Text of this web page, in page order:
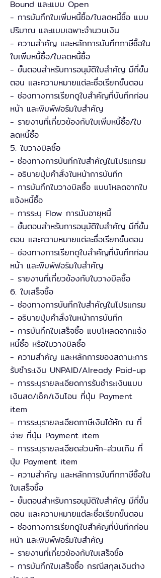
Bound และแบบ Open
- การบันทึกใบเพิ่มหนี้ซื้อ/ใบลดหนี้ซื้อ แบบ
ปริมาณ และแบบเฉพาะจำนวนเงิน
- ความสำคัญ และหลักการบันทึกภาษีซื้อใน
ใบเพิ่มหนี้ซื้อ/ใบลดหนี้ซื้อ
- ขั้นตอนสำหรับการอนุมัติใบสำคัญ มีกี่ขั้น
ตอน และความหมายแต่ละชื่อเรียกขั้นตอน
- ช่องทางการเรียกดูใบสำคัญที่บันทึกก่อน
หน้า และพิมพ์ฟอร์มใบสำคัญ
- รายงานที่เกี่ยวข้องกับใบเพิ่มหนี้ซื้อ/ใบ
ลดหนี้ซื้อ
5. ใบวางบิลซื้อ
- ช่องทางการบันทึกใบสำคัญในโปรแกรม
- อธิบายปุ่มคำสั่งในหน้าการบันทึก
- การบันทึกใบวางบิลซื้อ แบบโหลดจากใบ
แจ้งหนี้ซื้อ
- การระบุ Flow การนับอายุหนี้
- ขั้นตอนสำหรับการอนุมัติใบสำคัญ มีกี่ขั้น
ตอน และความหมายแต่ละชื่อเรียกขั้นตอน
- ช่องทางการเรียกดูใบสำคัญที่บันทึกก่อน
หน้า และพิมพ์ฟอร์มใบสำคัญ
- รายงานที่เกี่ยวข้องกับใบวางบิลซื้อ
6. ใบเสร็จซื้อ
- ช่องทางการบันทึกใบสำคัญในโปรแกรม
- อธิบายปุ่มคำสั่งในหน้าการบันทึก
- การบันทึกใบเสร็จซื้อ แบบโหลดจากแจ้ง
หนี้ซื้อ หรือใบวางบิลซื้อ
- ความสำคัญ และหลักการของสถานะการ
รับชำระเงิน UNPAID/Already Paid-up
- การระบุรายละเอียดการรับชำระเงินแบบ
เงินสด/เช็ค/เงินโอน ที่ปุ่ม Payment
item
- การระบุรายละเอียดภาษีเงินได้หัก ณ ที่
จ่าย ที่ปุ่ม Payment item
- การระบุรายละเอียดส่วนหัก-ส่วนเกิน ที่
ปุ่ม Payment item
- ความสำคัญ และหลักการบันทึกภาษีซื้อใน
ใบเสร็จซื้อ
- ขั้นตอนสำหรับการอนุมัติใบสำคัญ มีกี่ขั้น
ตอน และความหมายแต่ละชื่อเรียกขั้นตอน
- ช่องทางการเรียกดูใบสำคัญที่บันทึกก่อน
หน้า และพิมพ์ฟอร์มใบสำคัญ
- รายงานที่เกี่ยวข้องกับใบเสร็จซื้อ
- การบันทึกใบเสร็จซื้อ กรณีสกุลเงินต่าง